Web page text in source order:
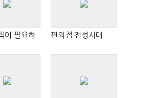
이 필요하
편의점 전성시대